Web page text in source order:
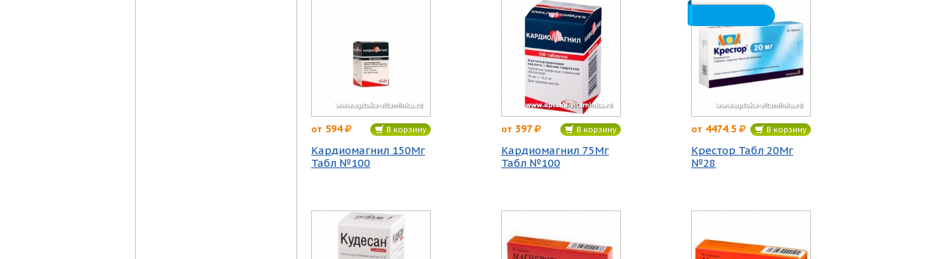
от 594 В корзину
Кардиомагнил 150Мг
Табл №100
от 397 В корзину
Кардиомагнил 75Мг
Табл №100
от 4474.5 В корзину
Крестор Табл 20Мг
№28